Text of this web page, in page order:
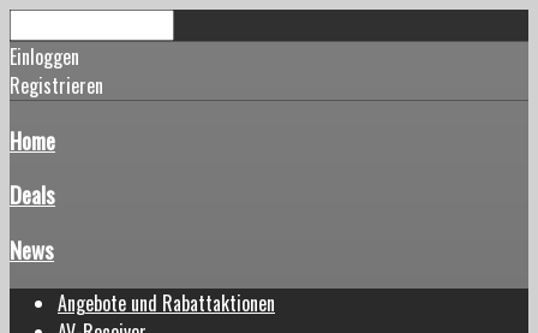
Einloggen
Registrieren
Home
Deals
News
Angebote und Rabattaktionen